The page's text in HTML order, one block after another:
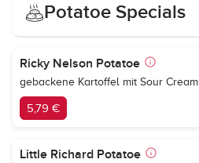
Potatoe Specials
Ricky Nelson Potatoe
gebackene Kartoffel mit Sour Cream
5,79 €
Little Richard Potatoe